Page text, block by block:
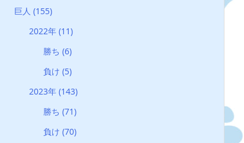
巨人(155)
2022年 (11)
勝ち(6)
負け(5)
2023年 (143)
勝ち(71)
負け(70)